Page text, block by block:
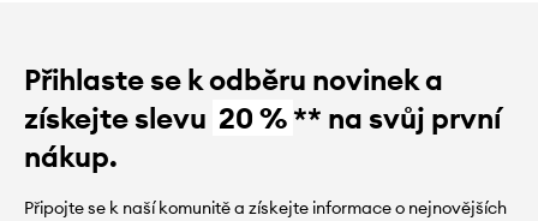
Přihlaste se k odběru novinek a
získejte slevu 20 %** na svůj první
nákup.
Připojte se k naší komunitě a získejte informace o nejnovějších